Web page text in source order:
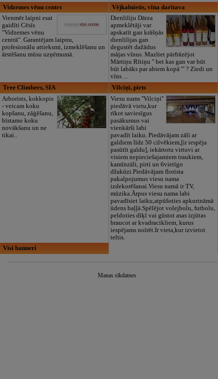
Vidzemes vēnu centrs
Vienmēr laipni esat
gaidīti Cēsīs
"Vidzemes vēnu
centrā". Garantējam laipnu,
profesionālu attieksmi, izmeklēšanu un
ārstēšanu mūsu uzņēmumā.
Vējkalnietis, vīna darītava
Dienliliju Dārza
apmeklētāji var
apskatīt gan krāšņās
dienlilijas gan
degustēt dažādus
mājas vīnus. Mazliet pārfrāzējot
Mārtiņu Rītiņu " bet kas gan var būt
būt labāks par abiem kopā '" ? Ziedi un
vīns ...
Tree Climbers, SIA
Arborists, kokkopis
- veicam koku
kopšanu, zāģēšanu,
bīstamo koku
novākšanu un ne
tikai..
Vilciņi, pirts
Viesu nams ''Vilciņi''
piedāvā vietu,kur
rīkot saviesīgus
pasākumus vai
vienkārši labi
pavadīt laiku. Piedāvājam zāli ar
galdiem līdz 50 cilvēkiem,[ir iespēja
pasūtīt galdu], iekārtotu virtuvi ar
visiem nepieciešajamiem traukiem,
kamīnzāli, pirti un 6vietīgo
džakūzi.Piedāvājam florista
pakalpojumus viesu nama
izdekorēšanai.Viesu namā ir TV,
mūzika.Ārpus viesu nama labi
pavadīsiet laiku,atpūšoties apkurināmā
ūdens baļļā.Spēlējot volejbolu, futbolu,
peldoties dīķī vai gūstot asas izjūtas
braucot ar kvadracikliem, kurus
iespējams noīrēt.Ir vieta,kur izvietot
teltis.
Visi banneri
Manas sīkdatnes